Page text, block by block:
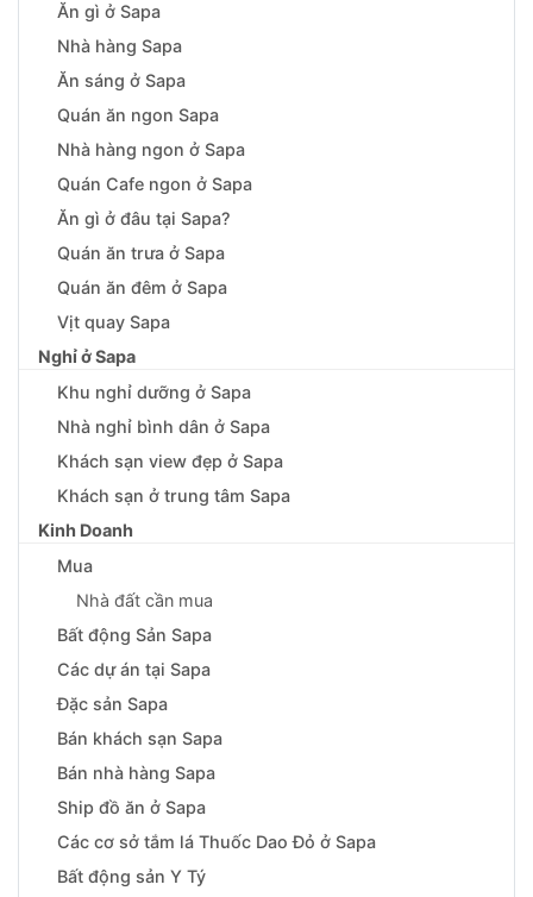
Ăn gì ở Sapa
Nhà hàng Sapa
Ăn sáng ở Sapa
Quán ăn ngon Sapa
Nhà hàng ngon ở Sapa
Quán Cafe ngon ở Sapa
Ăn gì ở đâu tại Sapa?
Quán ăn trưa ở Sapa
Quán ăn đêm ở Sapa
Vịt quay Sapa
Nghỉ ở Sapa
Khu nghỉ dưỡng ở Sapa
Nhà nghỉ bình dân ở Sapa
Khách sạn view đẹp ở Sapa
Khách sạn ở trung tâm Sapa
Kinh Doanh
Mua
Nhà đất cần mua
Bất động Sản Sapa
Các dự án tại Sapa
Đặc sản Sapa
Bán khách sạn Sapa
Bán nhà hàng Sapa
Ship đồ ăn ở Sapa
Các cơ sở tắm lá Thuốc Dao Đỏ ở Sapa
Bất động sản Y Tý